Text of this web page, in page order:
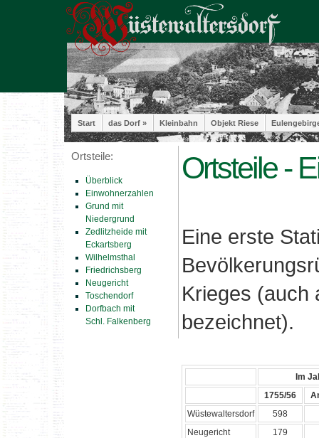
Start das Dorf » Kleinbahn Objekt Riese
Ortsteile:
Überblick
Einwohnerzahlen
Grund mit
Niedergrund
Zedlitzheide mit
Eckartsberg
Wilhelmsthal
Friedrichsberg
Neugericht
Toschendorf
Dorfbach mit
Schl. Falkenberg
Ortsteile -
Eine erste
Krieges (auch
bezeichnet).
Im
1755/56
Wüstewaltersdorf
598
Neugericht
179